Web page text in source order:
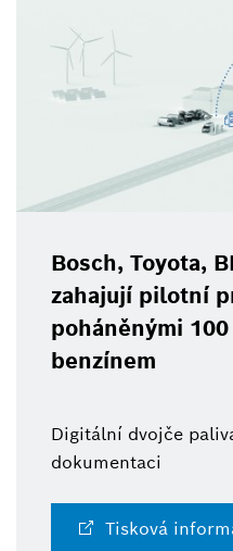
Bosch, Toyota,
zahajují pilotní
poháněnými
benzínem
Digitální dvojče
dokumentaci
Tisková